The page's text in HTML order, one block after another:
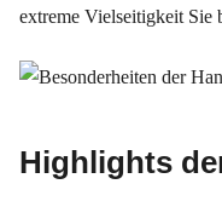
extreme Vielseitigkeit Sie
Highlights